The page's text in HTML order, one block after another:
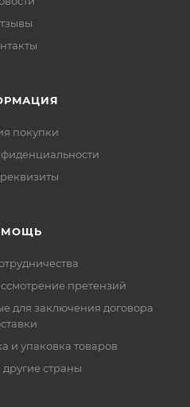
покупки
претензий
для заключения договора
и упаковка товаров
другие страны